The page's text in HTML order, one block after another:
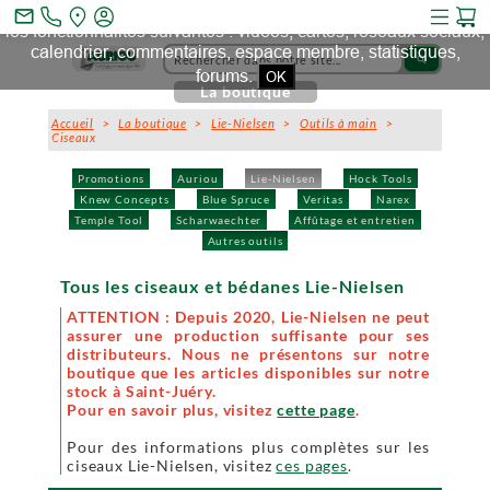
search
Promotions Auriou Lie-Nielsen
Hock Tools
Knew Concepts
Blue Spruce Veritas
Narex
Temple Tool
Scharwaechter
Affûtage et entretien
Autres outils
La boutique
Accueil >La boutique >Lie-Nielsen >Outils à main >
Ciseaux
Tous les ciseaux et bédanes Lie-Nielsen
ATTENTION : Depuis 2020, Lie-Nielsen ne peut
assurer une production suffisante pour ses
distributeurs. Nous ne présentons sur notre
boutique que les articles disponibles sur notre
stock à Saint-Juéry.
Pour en savoir plus, visitezcette page.
Pour des informations plus complètes sur les
ciseaux Lie-Nielsen, visitezces pages.
mail_outline
Ce site et des sites tiers qu'il utilise collectent des cookies pour
les fonctionnalités suivantes : vidéos, cartes, réseaux sociaux,
calendrier, commentaires, espace membre, statistiques,
forums. OK